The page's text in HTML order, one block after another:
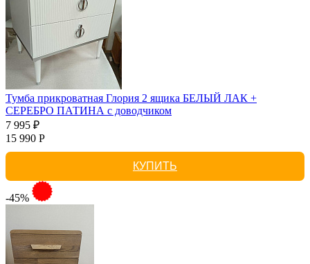
Тумба прикроватная Глория 2 ящика БЕЛЫЙ ЛАК +
СЕРЕБРО ПАТИНА с доводчиком
7 995 ₽
15 990 Р
КУПИТЬ
-45%